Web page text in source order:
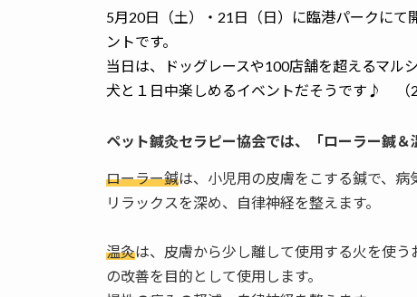
5月20日（土）・21日（日）に臨港パークに
ントです。
当日は、ドッグレースや100店舗を超えるマル
犬と１日中楽しめるイベントだそうです♪ （2
ペット鍼灸セラピー協会では、「ローラー鍼＆
ローラー鍼は、小児用の皮膚をこする鍼で、病
リラックスを深め、自律神経を整えます。
温灸は、皮膚から少し離して使用する火を使
の改善を目的として使用します。